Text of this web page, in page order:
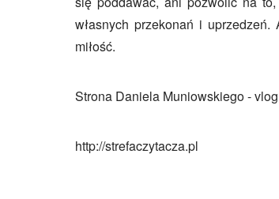
własnych przekonań i
miłość.
Strona Daniela Muniowskiego -
http://strefaczytacza.pl